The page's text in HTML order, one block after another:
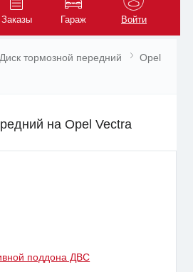
Заказы Гараж Войти
Диск тормозной передний
Opel
на Opel Vectra
поддона ДВС